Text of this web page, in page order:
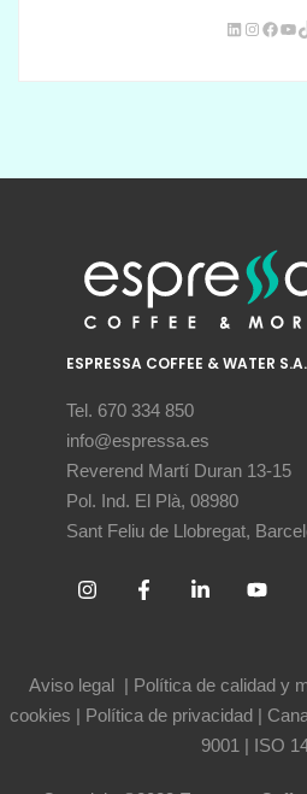
ESPRESSA COFFEE & WATER S.A.
Tel. 670 334 850
info@espressa.es
Reverend Martí Duran 13-15
Pol. Ind. El Plà, 08980
Sant Feliu de Llobregat,
Aviso legal | Política de calidad y
cookies | Política de privacidad |
9001 | ISO